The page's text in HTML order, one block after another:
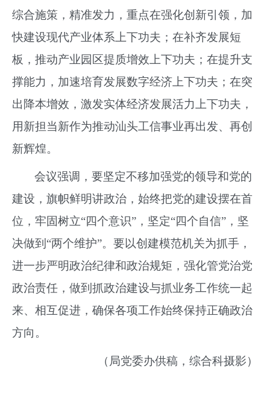
综合施策，精准发力，重点在强化创新引领，加
快建设现代产业体系上下功夫；在补齐发展短
板，推动产业园区提质增效上下功夫；在提升支
撑能力，加速培育发展数字经济上下功夫；在突
出降本增效，激发实体经济发展活力上下功夫，
用新担当新作为推动汕头工信事业再出发、再创
新辉煌。
会议强调，要坚定不移加强党的领导和党的
建设，旗帜鲜明讲政治，始终把党的建设摆在首
位，牢固树立“四个意识”，坚定“四个自信”，坚
决做到“两个维护”。要以创建模范机关为抓手，
进一步严明政治纪律和政治规矩，强化管党治党
政治责任，做到抓政治建设与抓业务工作统一起
来、相互促进，确保各项工作始终保持正确政治
方向。
（局党委办供稿，综合科摄影）